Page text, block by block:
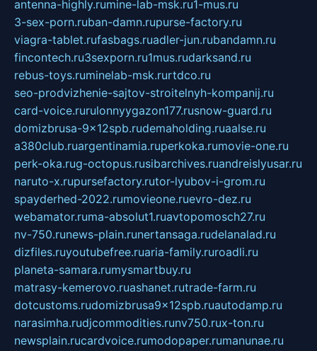
antenna-highly.rumine-lab-msk.ru1-mus.ru
3-sex-porn.ruban-damn.rupurse-factory.ru
viagra-tablet.rufasbags.ruadler-jun.rubandamn.ru
fincontech.ru3sexporn.ru1mus.rudarksand.ru
rebus-toys.ruminelab-msk.rurtdco.ru
seo-prodvizhenie-sajtov-stroitelnyh-kompanij.ru
card-voice.rurulonnyygazon177.rusnow-guard.ru
domizbrusa-9x12spb.rudemaholding.ruaalse.ru
a380club.ruargentinamia.ruperkoka.rumovie-one.ru
perk-oka.rug-octopus.rusibarchives.ruandreislyusar.ru
naruto-x.rupursefactory.rutor-lyubov-i-grom.ru
spayderhed-2022.rumovieone.ruevro-dez.ru
webamator.ruma-absolut1.ruavtopomosch27.ru
nv-750.runews-plain.runertansaga.rudelanalad.ru
dizfiles.ruyoutubefree.ruaria-family.ruroadli.ru
planeta-samara.rumysmartbuy.ru
matrasy-kemerovo.ruashanet.rutrade-farm.ru
dotcustoms.rudomizbrusa9x12spb.ruautodamp.ru
narasimha.rudjcommodities.runv750.rux-ton.ru
newsplain.rucardvoice.rumodopaper.rumanunae.ru